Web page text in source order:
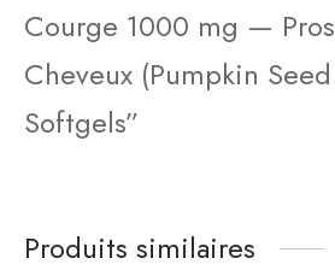
Courge 1000 mg —
Cheveux (Pumpkin
Softgels”
Produits similaires